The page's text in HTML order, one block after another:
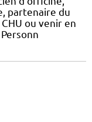
partenaire du
ou venir en